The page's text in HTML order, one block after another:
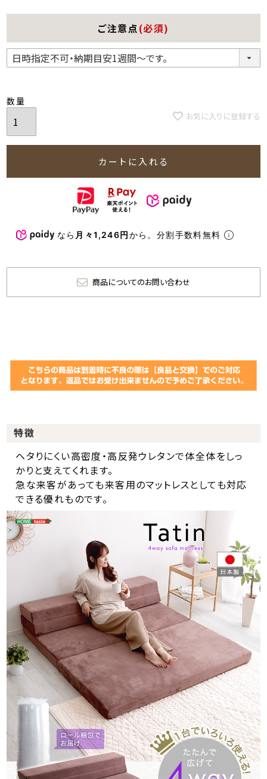
ご注意点 (必須)
お気に入りに登録する
カートに入れる
なら 月々1,246円から。分割手数料無料
商品についてのお問い合わせ
特徴
ヘタりにくい高密度・高反発ウレタンで体全体をしっ
かりと支えてくれます。
急な来客があっても来客用のマットレスとしても対応
できる優れものです。